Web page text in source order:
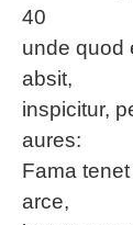
40
unde quod
absit,
inspicitur,
aures:
Fama
arce,